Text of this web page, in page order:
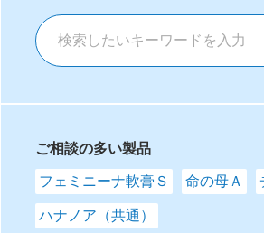
ご相談の多い製品
フェミニーナ軟膏Ｓ 命の母Ａ
ハナノア（共通）